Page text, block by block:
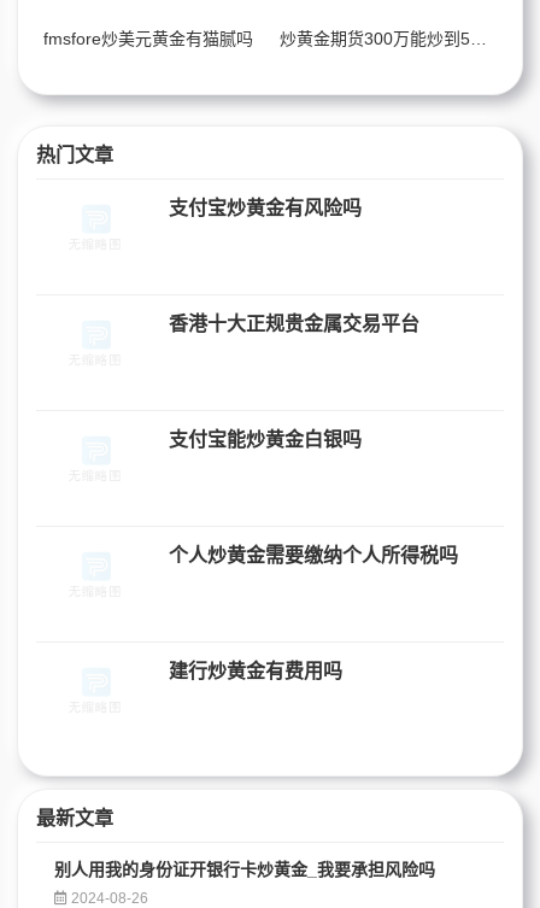
fmsfore炒美元黄金有猫腻吗 炒黄金期货300万能炒到5个亿吗
热门文章
支付宝炒黄金有风险吗
香港十大正规贵金属交易平台
支付宝能炒黄金白银吗
个人炒黄金需要缴纳个人所得税吗
建行炒黄金有费用吗
最新文章
别人用我的身份证开银行卡炒黄金_我要承担风险吗
2024-08-26